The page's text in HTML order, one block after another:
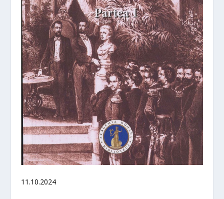
11.10.2024